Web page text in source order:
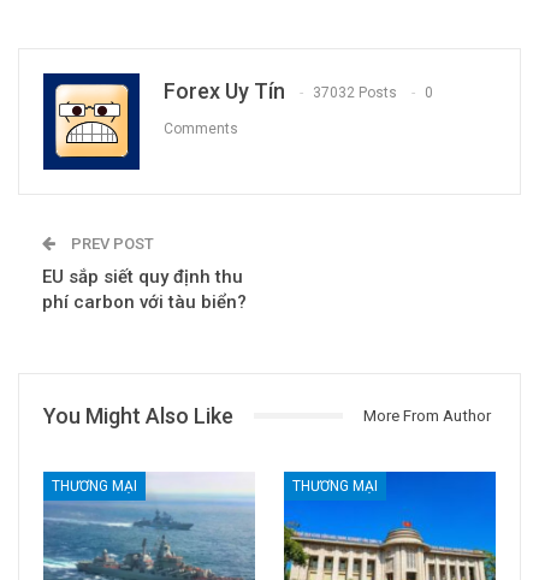
Forex Uy Tín 37032 Posts 0
Comments
PREV POST
EU sắp siết quy định thu
phí carbon với tàu biển?
You Might Also Like More From Author
THƯƠNG MẠI THƯƠNG MẠI